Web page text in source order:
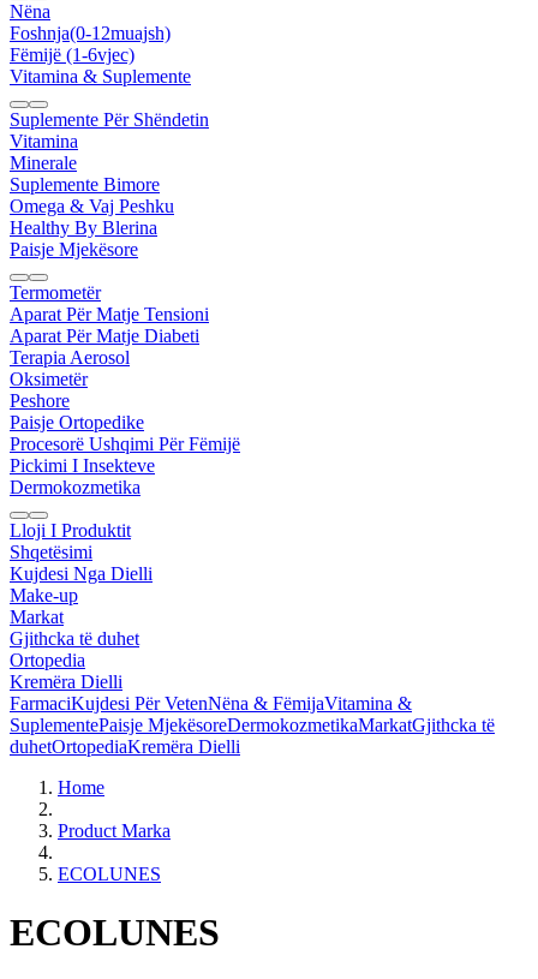
Nëna
Foshnja(0-12muajsh)
Fëmijë (1-6vjec)
Vitamina & Suplemente
Suplemente Për Shëndetin
Vitamina
Minerale
Suplemente Bimore
Omega & Vaj Peshku
Healthy By Blerina
Paisje Mjekësore
Termometër
Aparat Për Matje Tensioni
Aparat Për Matje Diabeti
Terapia Aerosol
Oksimetër
Peshore
Paisje Ortopedike
Procesorë Ushqimi Për Fëmijë
Pickimi I Insekteve
Dermokozmetika
Lloji I Produktit
Shqetësimi
Kujdesi Nga Dielli
Make-up
Markat
Gjithcka të duhet
Ortopedia
Kremëra Dielli
FarmaciKujdesi Për VetenNëna & FëmijaVitamina &
SuplementePaisje MjekësoreDermokozmetikaMarkatGjithcka të
duhetOrtopediaKremëra Dielli
Home
Product Marka
ECOLUNES
ECOLUNES